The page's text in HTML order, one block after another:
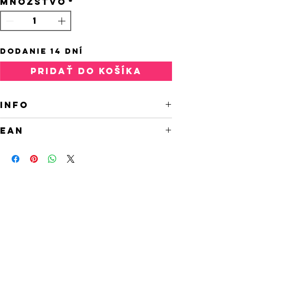
DODANIE 14 DNÍ
PRIDAŤ DO KOŠÍKA
INFO
EAN